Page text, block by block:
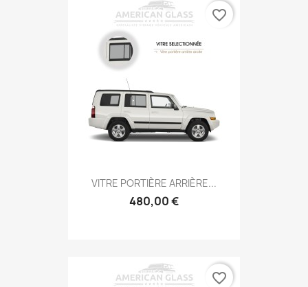
VITRE PORTIÈRE ARRIÈRE...
480,00 €
favorite_border
favorite_border